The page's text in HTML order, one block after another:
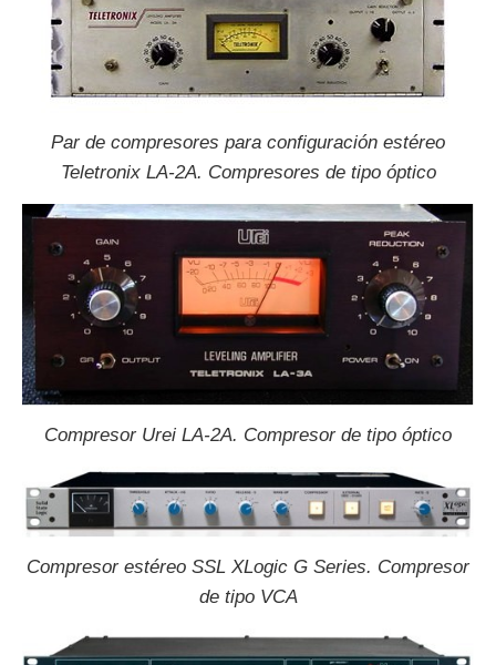
Par de compresores para configuración estéreo
Teletronix LA-2A. Compresores de tipo óptico
Compresor Urei LA-2A. Compresor de tipo óptico
Compresor estéreo SSL XLogic G Series. Compresor
de tipo VCA